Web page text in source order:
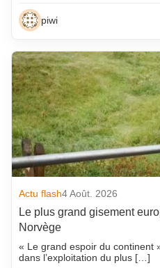
piwi
Actu flash4 Août. 2026
Le plus grand gisement
Norvège
« Le grand espoir du continent
dans l’exploitation du plus […]